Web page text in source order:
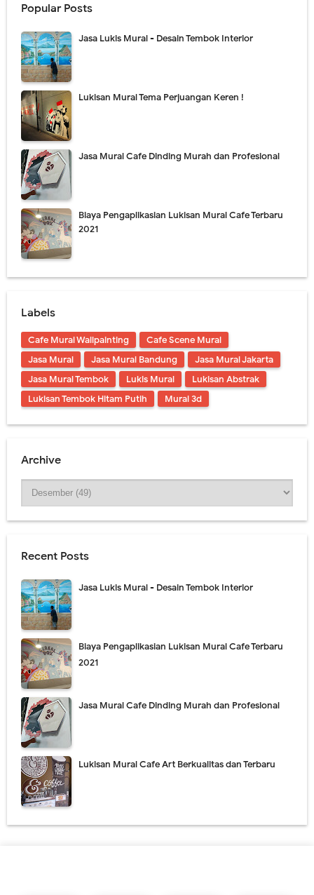
Popular Posts
Jasa Lukis Mural - Desain Tembok Interior
Lukisan Mural Tema Perjuangan Keren !
Jasa Mural Cafe Dinding Murah dan Profesional
Biaya Pengaplikasian Lukisan Mural Cafe Terbaru
2021
Labels
Cafe Mural Wallpainting
Cafe Scene Mural
Jasa Mural
Jasa Mural Bandung
Jasa Mural Jakarta
Jasa Mural Tembok
Lukis Mural
Lukisan Abstrak
Lukisan Tembok Hitam Putih
Mural 3d
Archive
Recent Posts
Jasa Lukis Mural - Desain Tembok Interior
Biaya Pengaplikasian Lukisan Mural Cafe Terbaru
2021
Jasa Mural Cafe Dinding Murah dan Profesional
Lukisan Mural Cafe Art Berkualitas dan Terbaru